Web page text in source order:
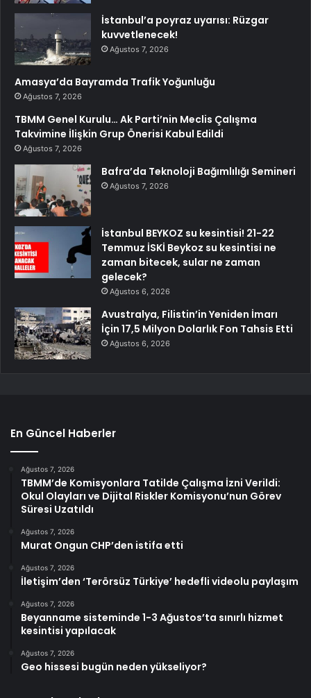
İstanbul’a poyraz uyarısı: Rüzgar
kuvvetlenecek!
Ağustos 7, 2026
Amasya’da Bayramda Trafik Yoğunluğu
Ağustos 7, 2026
TBMM Genel Kurulu… Ak Parti’nin Meclis Çalışma
Takvimine İlişkin Grup Önerisi Kabul Edildi
Ağustos 7, 2026
Bafra’da Teknoloji Bağımlılığı Semineri
Ağustos 7, 2026
İstanbul BEYKOZ su kesintisi! 21-22
Temmuz İSKİ Beykoz su kesintisi ne
zaman bitecek, sular ne zaman
gelecek?
Ağustos 6, 2026
Avustralya, Filistin’in Yeniden İmarı
İçin 17,5 Milyon Dolarlık Fon Tahsis Etti
Ağustos 6, 2026
En Güncel Haberler
Ağustos 7, 2026
TBMM’de Komisyonlara Tatilde Çalışma İzni Verildi:
Okul Olayları ve Dijital Riskler Komisyonu’nun Görev
Süresi Uzatıldı
Ağustos 7, 2026
Murat Ongun CHP’den istifa etti
Ağustos 7, 2026
İletişim’den ‘Terörsüz Türkiye’ hedefli videolu paylaşım
Ağustos 7, 2026
Beyanname sisteminde 1-3 Ağustos’ta sınırlı hizmet
kesintisi yapılacak
Ağustos 7, 2026
Geo hissesi bugün neden yükseliyor?